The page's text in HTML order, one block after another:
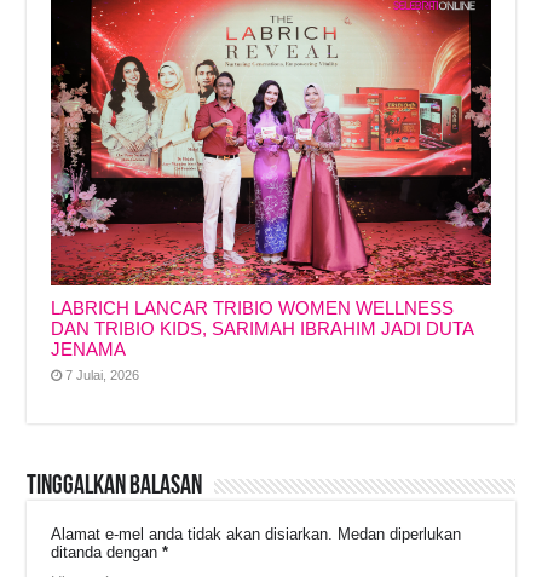
LABRICH LANCAR TRIBIO WOMEN WELLNESS
DAN TRIBIO KIDS, SARIMAH IBRAHIM JADI DUTA
JENAMA
7 Julai, 2026
Tinggalkan Balasan
Alamat e-mel anda tidak akan disiarkan. Medan diperlukan
ditanda dengan*